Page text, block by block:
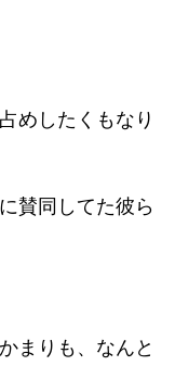
めしたくもなり
賛同してた彼ら
まりも、なんと